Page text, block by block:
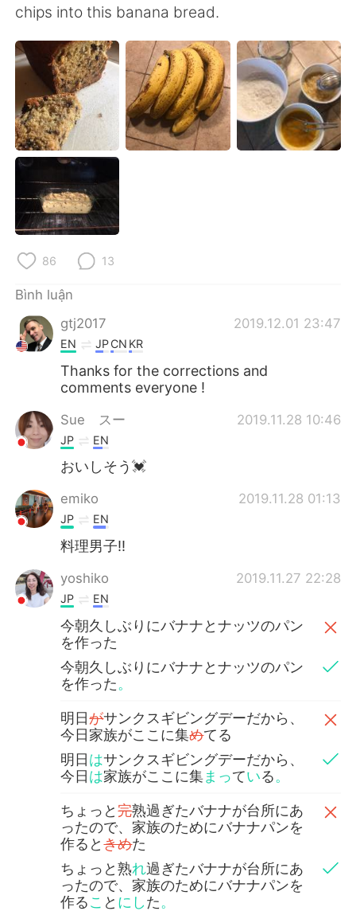
chips into this banana bread.
86 13
Bình luận
gtj2017
2019.12.01 23:47
EN JPCN KR
Thanks for the corrections and
comments everyone !
Sue スー 2019.11.28 10:46
JP EN
おいしそう💓
emiko 2019.11.28 01:13
JP EN
料理男子‼️
yoshiko 2019.11.27 22:28
JP EN
今朝久しぶりにバナナとナッツのパン
を作った
今朝久しぶりにバナナとナッツのパン
を作った。
明日がサンクスギビングデーだから、
今日家族がここに集めてる
明日はサンクスギビングデーだから、
今日は家族がここに集まっている。
ちょっと完熟過ぎたバナナが台所にあ
ったので、家族のためにバナナパンを
作るときめた
ちょっと熟れ過ぎたバナナが台所にあ
ったので、家族のためにバナナパンを
作るこ と にした。